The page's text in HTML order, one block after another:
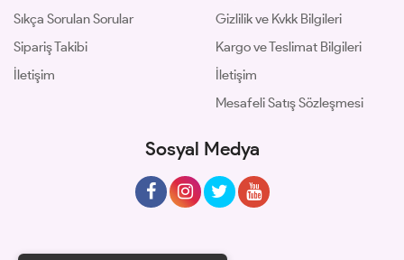
Sıkça Sorulan Sorular
Sipariş Takibi
İletişim
Gizlilik ve Kvkk Bilgileri
Kargo ve Teslimat Bilgileri
İletişim
Mesafeli Satış Sözleşmesi
Sosyal Medya